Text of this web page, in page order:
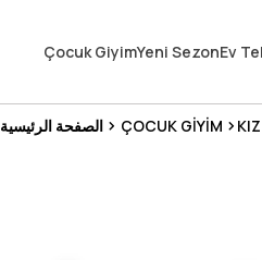
300₺ ve Üzeri Alışverişlerde Kargo
Koşulsuz Şartsız İade İmkanı
Çocuk GiyimYeni SezonEv
الصفحة الرئيسية ÇOCUK GİYİM